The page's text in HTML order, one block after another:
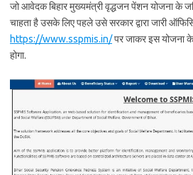
जो आवेदक बिहार मुख्यमंत्री वृद्धजन पेंशन योजना के
चाहता है उसके लिए पहले उसे सरकार द्वारा जारी
https://www.sspmis.in/पर जाकर इस योजना
होगा.